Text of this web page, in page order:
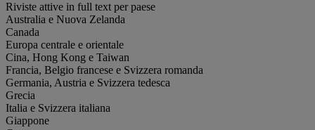
Riviste attive in full text per paese
Australia e Nuova Zelanda
Canada
Europa centrale e orientale
Cina, Hong Kong e Taiwan
Francia, Belgio francese e Svizzera romanda
Germania, Austria e Svizzera tedesca
Grecia
Italia e Svizzera italiana
Giappone